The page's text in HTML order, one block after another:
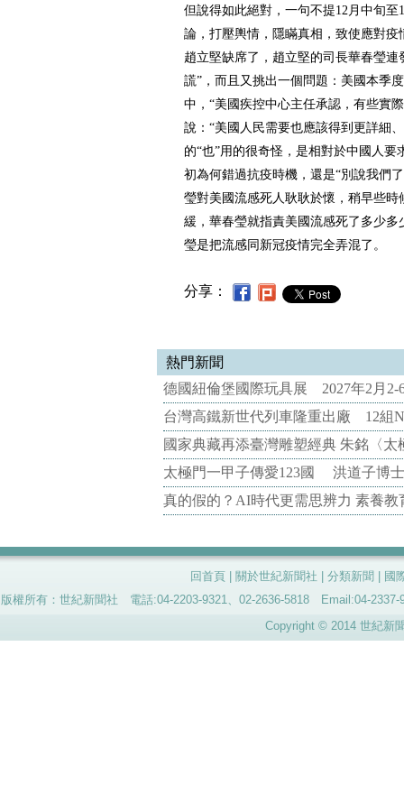
但說得如此絕對，一句不提12月中旬至
論，打壓輿情，隱瞞真相，致使應對疫
趙立堅缺席了，趙立堅的司長華春瑩連
謊”，而且又挑出一個問題：美國本季
中，“美國疾控中心主任承認，有些實
說：“美國人民需要也應該得到更詳細
的“也”用的很奇怪，是相對於中國人
初為何錯過抗疫時機，還是“別說我們
瑩對美國流感死人耿耿於懷，稍早些
緩，華春瑩就指責美國流感死了多少
瑩是把流感同新冠疫情完全弄混了。
分享：
熱門新聞
德國紐倫堡國際玩具展 2027年2月2-
台灣高鐵新世代列車隆重出廠 12組
國家典藏再添臺灣雕塑經典 朱銘〈
太極門一甲子傳愛123國 洪道子博
真的假的？AI時代更需思辨力 素養
回首頁 關於世紀新聞社 分類新聞
國
版權所有：世紀新聞社 電話:04-2203-9321、02-2636-5818 Email:04-
Copyright © 2014 世紀新